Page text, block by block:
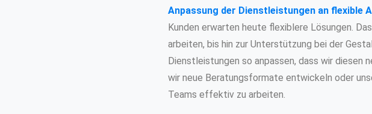
Anpassung der Dienstleistungen an flexible
Kunden erwarten heute flexiblere Lösungen.
arbeiten, bis hin zur Unterstützung bei der
Dienstleistungen so anpassen, dass wir diesen
wir neue Beratungsformate entwickeln oder
Teams effektiv zu arbeiten.